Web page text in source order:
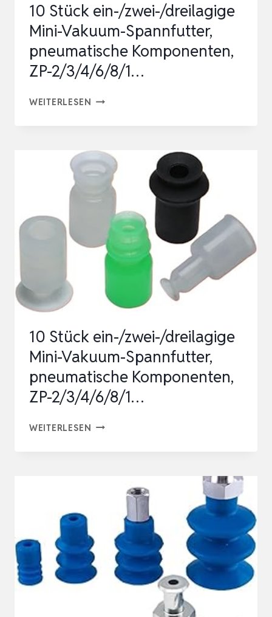
GLASHEBER…
10 Stück ein-/zwei-/dreilagige
Mini-Vakuum-Spannfutter,
pneumatische Komponenten,
ZP-2/3/4/6/8/1…
WEITERLESEN 10
MINI-
VAKUUM-
SPANNFUTTER,
PNEUMATISCHE
KOMPONENTEN,
ZP-
2/3/4/6/8/1…
10 Stück ein-/zwei-/dreilagige
Mini-Vakuum-Spannfutter,
pneumatische Komponenten,
ZP-2/3/4/6/8/1…
WEITERLESEN 10
VAKUUM-
SPANNFUTTER,
PNEUMATISCHE
KOMPONENTEN,
ZP-